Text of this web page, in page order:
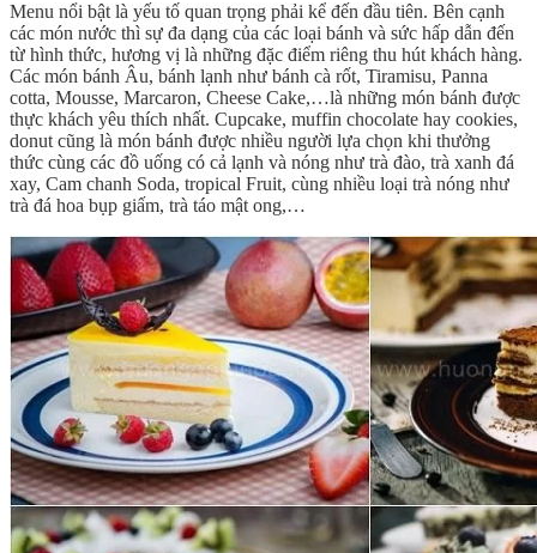
Menu nổi bật là yếu tố quan trọng phải kể đến đầu tiên. Bên cạnh
các món nước thì sự đa dạng của các loại bánh và sức hấp dẫn đến
từ hình thức, hương vị là những đặc điểm riêng thu hút khách hàng.
Các món bánh Âu, bánh lạnh như bánh cà rốt, Tiramisu, Panna
cotta, Mousse, Marcaron, Cheese Cake,…là những món bánh được
thực khách yêu thích nhất. Cupcake, muffin chocolate hay cookies,
donut cũng là món bánh được nhiều người lựa chọn khi thưởng
thức cùng các đồ uống có cả lạnh và nóng như trà đào, trà xanh đá
xay, Cam chanh Soda, tropical Fruit, cùng nhiều loại trà nóng như
trà đá hoa bụp giấm, trà táo mật ong,…